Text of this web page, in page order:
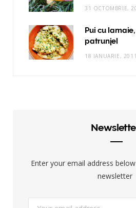
31 OCTOMBRIE,
Pui cu
patrunjel
18 IANUARIE, 2011
Enter your email address
newsletter